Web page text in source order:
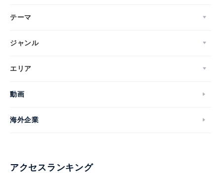
テーマ
ジャンル
エリア
動画
海外企業
アクセスランキング